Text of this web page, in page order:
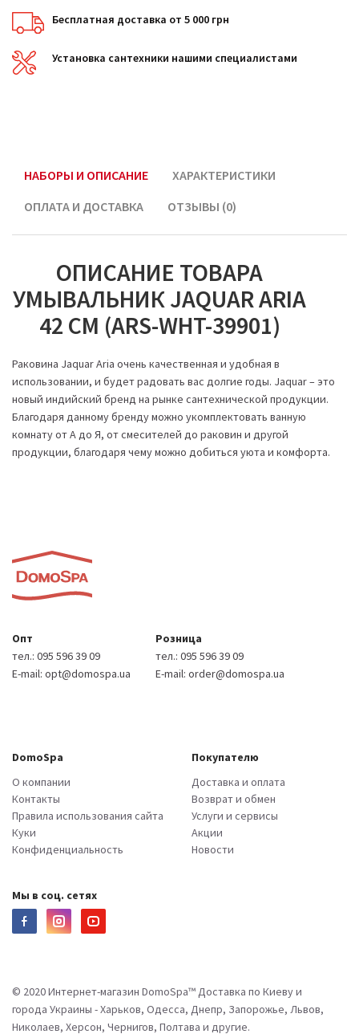
Бесплатная доставка от 5 000 грн
Установка сантехники нашими специалистами
НАБОРЫ И ОПИСАНИЕ
ХАРАКТЕРИСТИКИ
ОПЛАТА И ДОСТАВКА
ОТЗЫВЫ (0)
ОПИСАНИЕ ТОВАРА
УМЫВАЛЬНИК JAQUAR ARIA
42 СМ (ARS-WHT-39901)
Раковина Jaquar Aria очень качественная и удобная в
использовании, и будет радовать вас долгие годы. Jaquar – это
новый индийский бренд на рынке сантехнической продукции.
Благодаря данному бренду можно укомплектовать ванную
комнату от А до Я, от смесителей до раковин и другой
продукции, благодаря чему можно добиться уюта и комфорта.
Опт
тел.: 095 596 39 09
E-mail: opt@domospa.ua
Розница
тел.: 095 596 39 09
E-mail: order@domospa.ua
DomoSpa
О компании
Контакты
Правила использования сайта
Куки
Конфиденциальность
Покупателю
Доставка и оплата
Возврат и обмен
Услуги и сервисы
Акции
Новости
Мы в соц. сетях
© 2020 Интернет-магазин DomoSpa™ Доставка по Киеву и
города Украины - Харьков, Одесса, Днепр, Запорожье, Львов,
Николаев, Херсон, Чернигов, Полтава и другие.